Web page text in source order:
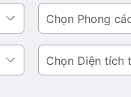
Phong
cách
thiết
kế
Diện
tích